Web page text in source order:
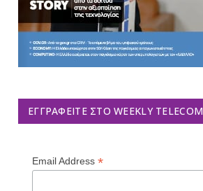
ΕΓΓΡΑΦΕΊΤΕ ΣΤΟ WEEKLY TELECOM
Email Address *